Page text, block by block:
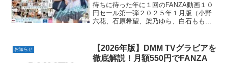
待ちに待った年に１回のFANZA動画１０
円セール第一弾２０２５年１月版（小野
六花、石原希望、架乃ゆら、白石もも、
お知らせ
【2026年版】DMM TVグラビアを
徹底解説！月額550円でFANZA